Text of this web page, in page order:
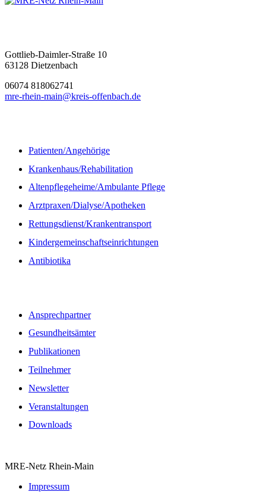
Gottlieb-Daimler-Straße 10
63128 Dietzenbach
06074 818062741
mre-rhein-main@kreis-offenbach.de
Patienten/Angehörige
Krankenhaus/Rehabilitation
Altenpflegeheime/Ambulante Pflege
Arztpraxen/Dialyse/Apotheken
Rettungsdienst/Krankentransport
Kindergemeinschaftseinrichtungen
Antibiotika
Ansprechpartner
Gesundheitsämter
Publikationen
Teilnehmer
Newsletter
Veranstaltungen
Downloads
MRE-Netz Rhein-Main
Impressum